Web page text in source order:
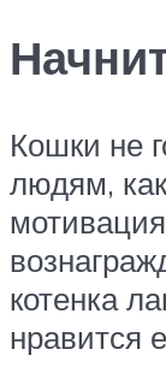
Кошки не
людям,
котенка
нравится